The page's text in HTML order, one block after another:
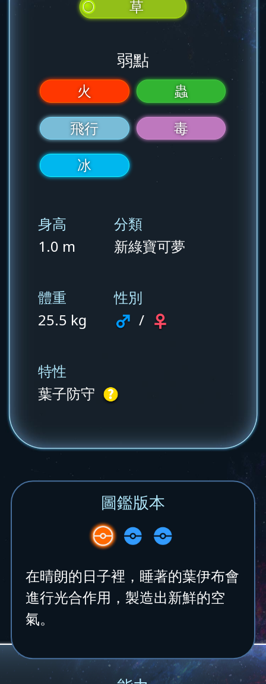
草
弱點
火
蟲
飛行
毒
冰
身高
1.0 m
分類
新綠寶可夢
體重
25.5 kg
性別
/
特性
葉子防守
圖鑑版本
在晴朗的日子裡，睡著的葉伊布會
進行光合作用，製造出新鮮的空
氣。